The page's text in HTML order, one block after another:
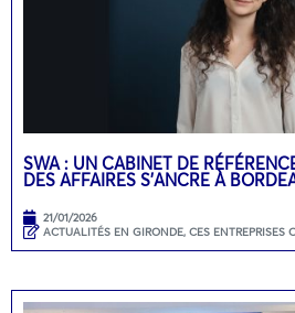
SWA : UN CABINET DE
DES AFFAIRES S’ANCRE À
21/01/2026
ACTUALITÉS EN GIRONDE, CES ENTREPRISES